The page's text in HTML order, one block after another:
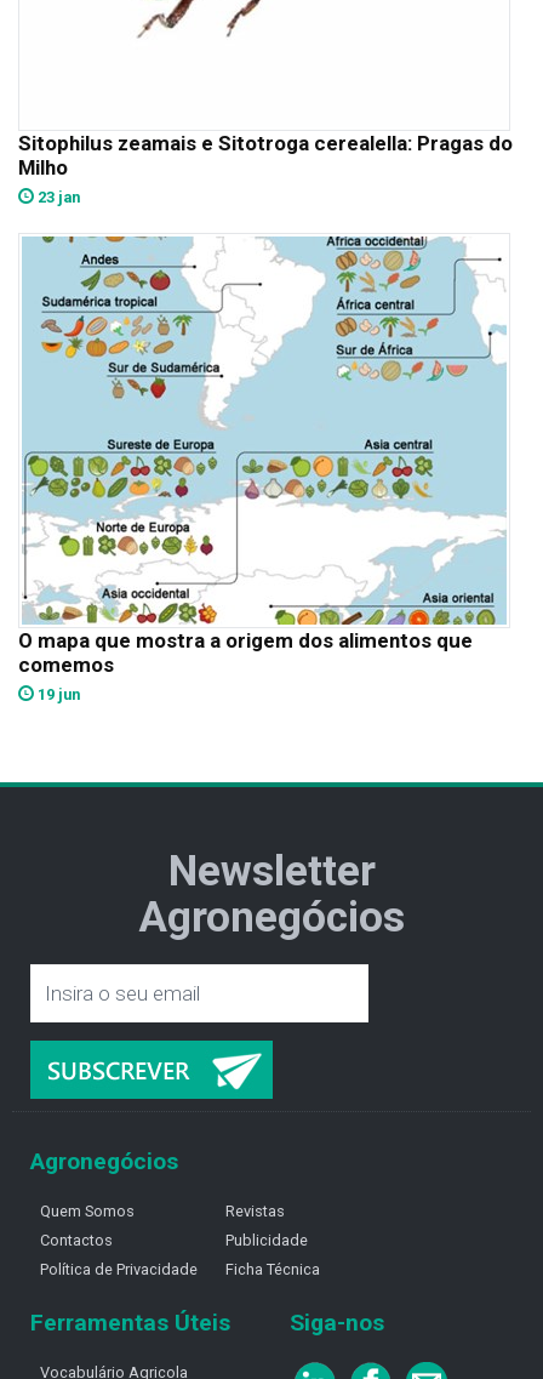
Sitophilus zeamais e Sitotroga cerealella: Pragas do
Milho
23 jan
O mapa que mostra a origem dos alimentos que
comemos
19 jun
Newsletter
Agronegócios
Agronegócios
Quem Somos
Contactos
Política de Privacidade
Revistas
Publicidade
Ficha Técnica
Ferramentas Úteis
Vocabulário Agricola
Siga-nos